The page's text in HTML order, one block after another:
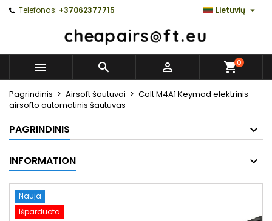
Telefonas: +37062377715 Lietuvių 
   0
Pagrindinis Airsoft šautuvai
Colt M4A1 Keymod elektrinis
airsofto automatinis šautuvas
PAGRINDINIS
INFORMATION
Nauja
Išparduota